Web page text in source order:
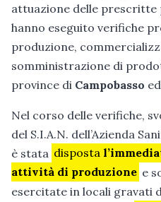
attuazione delle prescritte
hanno eseguito verifiche
produzione,
somministrazione di
province di Campobasso ed
Nel corso delle verifiche,
del S.I.A.N. dell’Azienda
è stata disposta
attività di produzione e
esercitate in locali gravati